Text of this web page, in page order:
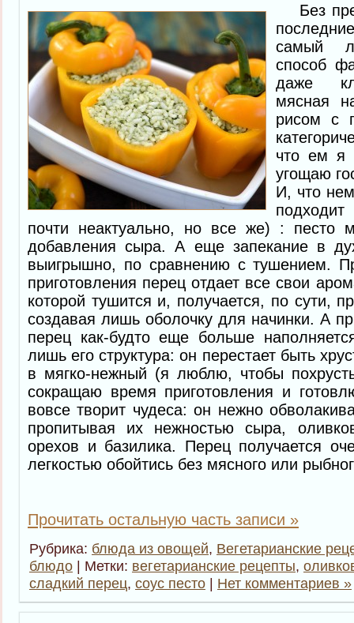
Без
самый
способ
даже
мясная
рисом с
что ем я
угощаю
И, что
почти неактуально, но все же) : песто
добавления сыра. А еще запекание в
выигрышно, по сравнению с тушением.
приготовления перец отдает все свои
которой тушится и, получается, по сути,
создавая лишь оболочку для начинки. А
перец как-будто еще больше
лишь его структура: он перестает быть
в мягко-нежный (я люблю, чтобы
сокращаю время приготовления и
вовсе творит чудеса: он нежно
пропитывая их нежностью сыра,
орехов и базилика. Перец получается
легкостью обойтись без мясного или
Прочитать остальную часть записи »
Рубрика: блюда из овощей, Вегетарианские
блюдо | Метки: вегетарианские рецепты,
сладкий перец, соус песто | Нет комментариев »